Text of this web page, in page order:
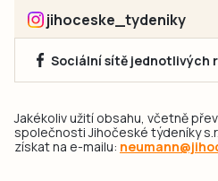
jihoceske_tydeniky
Sociální sítě jednotlivých
Jakékoliv užití obsahu, včetně
společnosti Jihočeské týdeníky
získat na e-mailu: